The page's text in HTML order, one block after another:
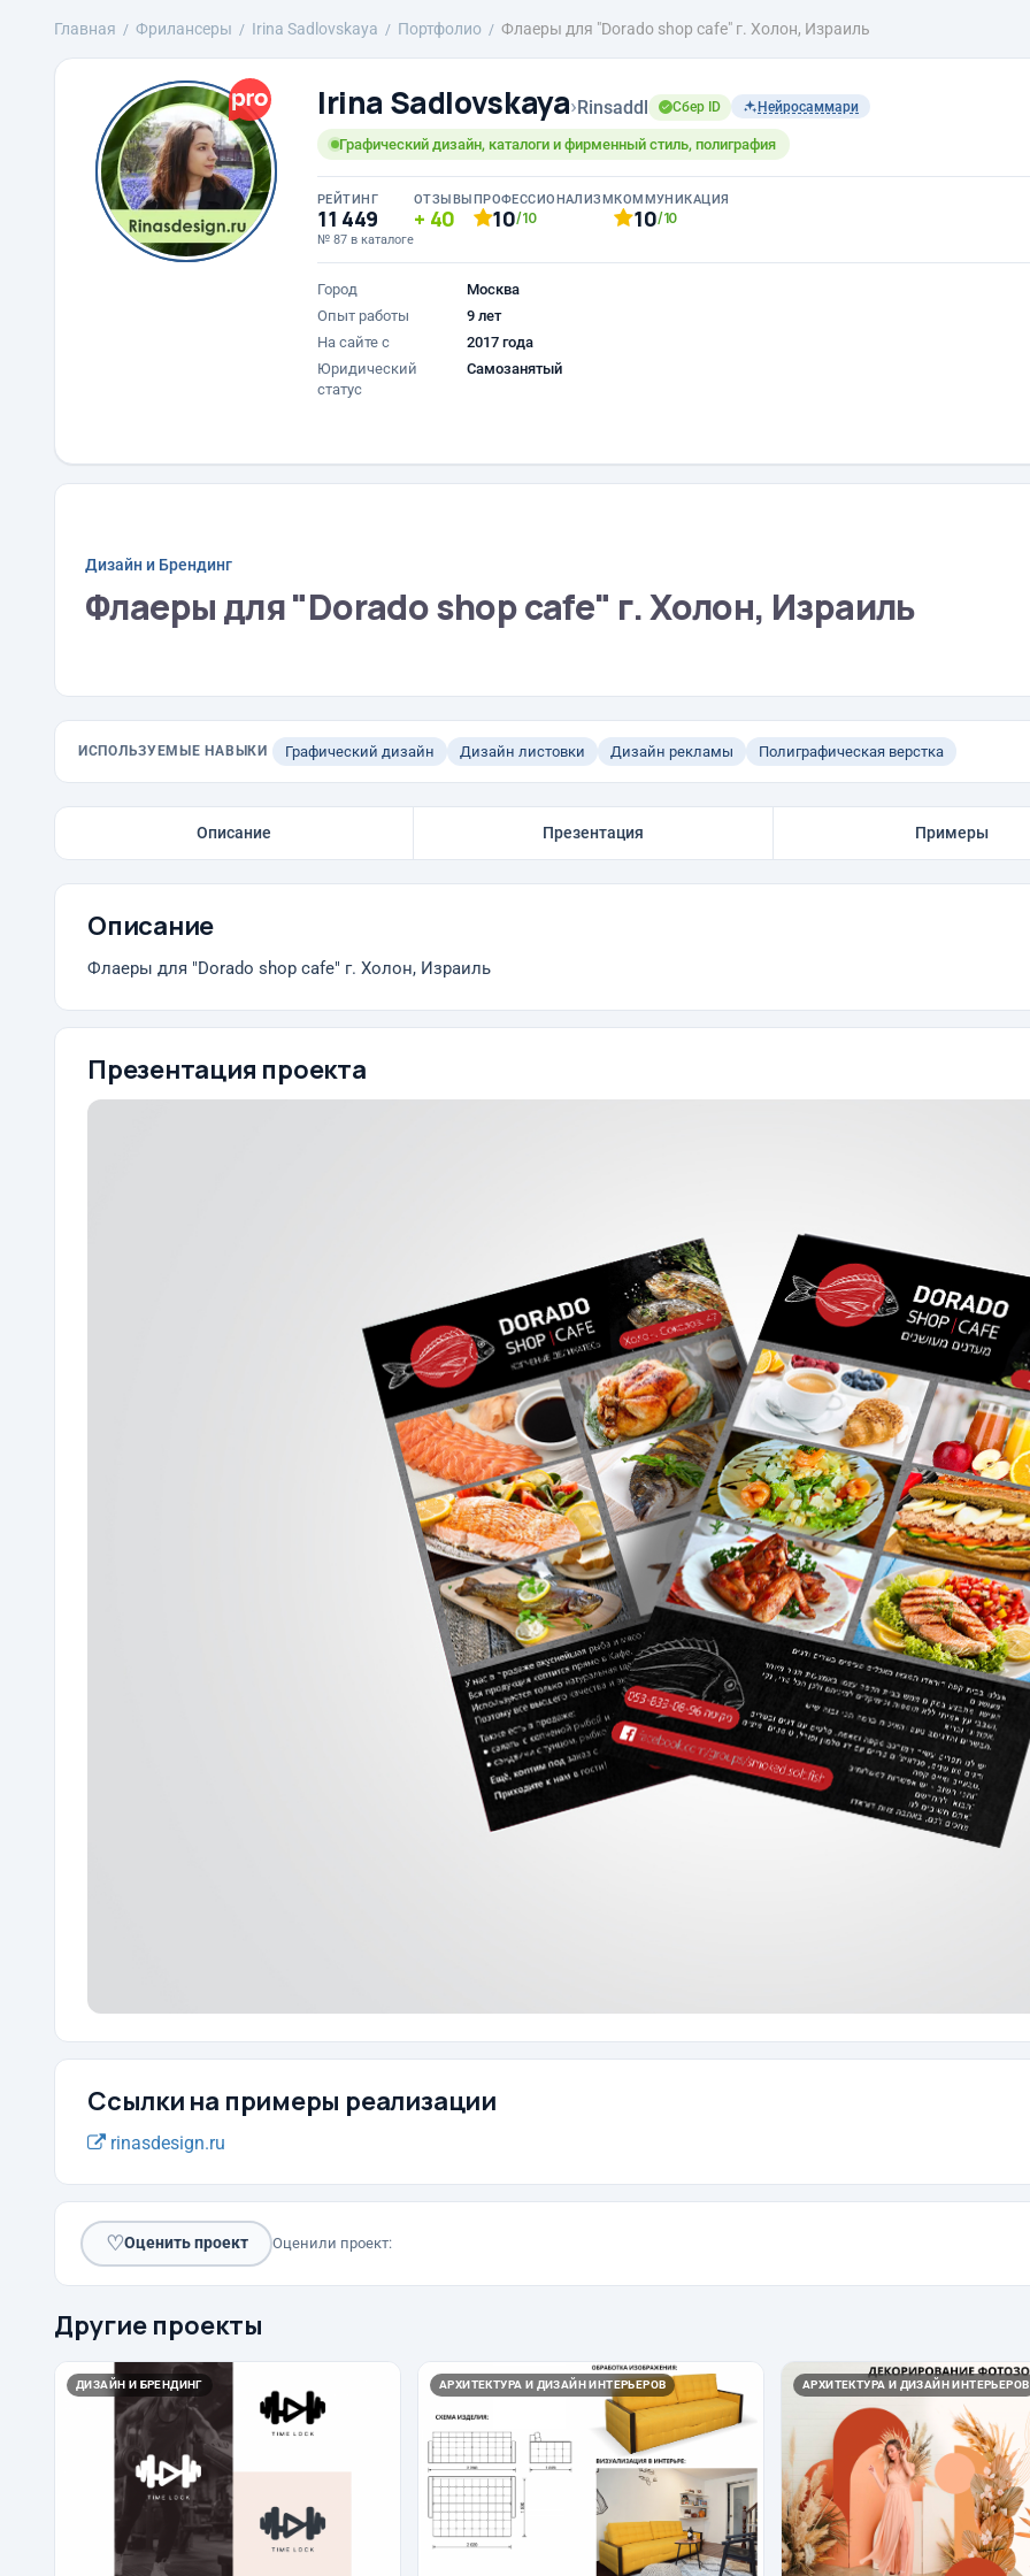
Главная Фрилансеры Irina Sadlovskaya Портфолио Флаеры для "Dorado shop cafe" г. Холон, Израиль
Irina Sadlovskaya›Rinsaddl Сбер ID Нейросаммари
Графический дизайн, каталоги и фирменный стиль, полиграфия
РЕЙТИНГ
11 449
№ 87 в каталоге
ОТЗЫВЫ
40
ПРОФЕССИОНАЛИЗМ
10/10
КОММУНИКАЦИЯ
10/10
Город
Москва
Опыт работы
9 лет
На сайте с
2017 года
Юридический
статус
Самозанятый
Дизайн и Брендинг
Флаеры для "Dorado shop cafe" г. Холон, Израиль
ИСПОЛЬЗУЕМЫЕ НАВЫКИ Графический дизайн Дизайн листовки Дизайн рекламы Полиграфическая верстка
Описание Презентация Примеры
Описание
Флаеры для "Dorado shop cafe" г. Холон, Израиль
Презентация проекта
Ссылки на примеры реализации
rinasdesign.ru
♡Оценить проект Оценили проект:
Другие проекты
ДИЗАЙН И БРЕНДИНГ АРХИТЕКТУРА И ДИЗАЙН ИНТЕРЬЕРОВ АРХИТЕКТУРА И ДИЗАЙН ИНТЕРЬЕРОВ